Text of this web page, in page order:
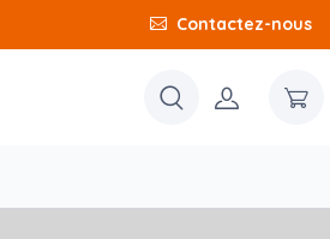
Contactez-nous